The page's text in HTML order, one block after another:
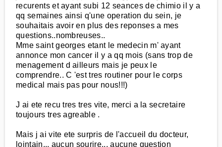
recurents et ayant subi 12 seances de chimio il y a
qq semaines ainsi q'une operation du sein, je
souhaitais avoir en plus des reponses a mes
questions..nombreuses..
Mme saint georges etant le medecin m' ayant
annonce mon cancer il y a qq mois (sans trop de
menagement d ailleurs mais je peux le
comprendre.. C 'est tres routiner pour le corps
medical mais pas pour nous!!!)
J ai ete recu tres tres vite, merci a la secretaire
toujours tres agreable .
Mais j ai vite ete surpris de l'accueil du docteur,
lointain.., aucun sourire... aucune question